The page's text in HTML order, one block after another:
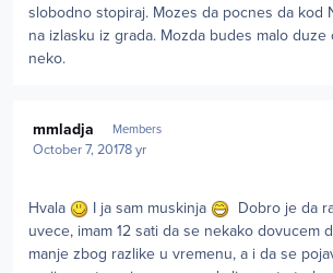
slobodno stopiraj. Mozes da pocnes da kod
na izlasku iz grada. Mozda budes malo duze
neko.
mmladja Members
October 7, 20178 yr
Hvala I ja sam muskinja
Dobro je da
uvece, imam 12 sati da se nekako dovucem
manje zbog razlike u vremenu, a i da se